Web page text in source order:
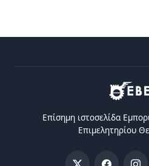
Επίσημη ιστοσελίδα
Eπιμελητηρίου